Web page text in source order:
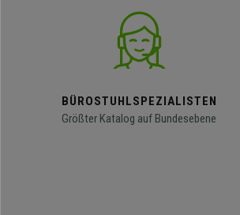
BÜROSTUHLSPEZIALISTEN
Größter Katalog auf Bundesebene